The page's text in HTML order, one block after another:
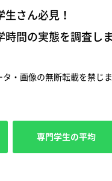
さん必見！
間の実態を調査しま
・画像の無断転載を禁じ
専門学生の平均